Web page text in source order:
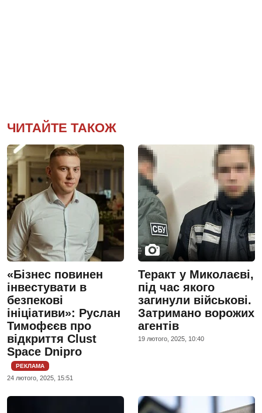
ЧИТАЙТЕ ТАКОЖ
«Бізнес повинен
інвестувати в
безпекові
ініціативи»: Руслан
Тимофєєв про
відкриття Clust
Space Dnipro
РЕКЛАМА
24 лютого, 2025, 15:51
Теракт у Миколаєві,
під час якого
загинули військові.
Затримано ворожих
агентів
19 лютого, 2025, 10:40